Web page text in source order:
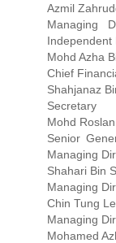
Azmil
Managing
Independent
Mohd Azha
Chief
Shahjanaz
Secretary
Mohd
Senior
Managing
Shahari Bin
Managing
Chin Tung
Managing
Mohamed